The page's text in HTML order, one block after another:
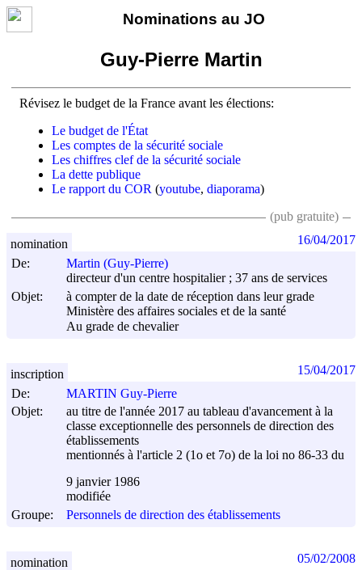
Nominations au JO
Guy-Pierre Martin
Révisez le budget de la France avant les élections:
Le budget de l'État
Les comptes de la sécurité sociale
Les chiffres clef de la sécurité sociale
La dette publique
Le rapport du COR (youtube, diaporama)
(pub gratuite)
De:
Martin (Guy-Pierre)
directeur d'un centre hospitalier ; 37 ans de services
Objet:
à compter de la date de réception dans leur grade
Ministère des affaires sociales et de la santé
Au grade de chevalier
nomination 16/04/2017
De:
MARTIN Guy-Pierre
Objet:
au titre de l'année 2017 au tableau d'avancement à la
classe exceptionnelle des personnels de direction des
établissements
mentionnés à l'article 2 (1o et 7o) de la loi no 86-33 du
9 janvier 1986
modifiée
Groupe:
Personnels de direction des établissements
inscription 15/04/2017
nomination 05/02/2008